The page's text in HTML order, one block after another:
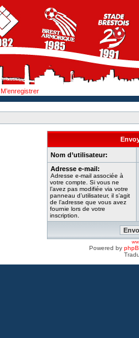
M’enregistrer
Nom d’utilisateur:
Adresse e-mail:
Adresse e-mail associée à
votre compte. Si vous ne
l’avez pas modifiée via votre
panneau d’utilisateur, il s’agit
de l’adresse que vous avez
fournie lors de votre
inscription.
Powered by